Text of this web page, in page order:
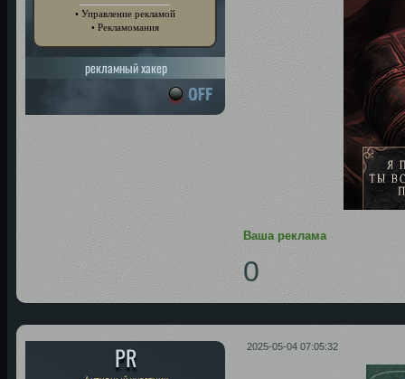
• Управление рекламой
• Рекламомания
рекламный хакер
Ваша реклама
0
2025-05-04 07:05:32
PR